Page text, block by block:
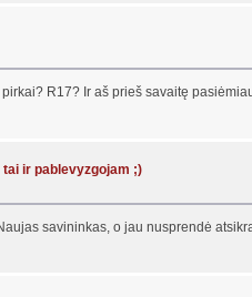
R17? Ir aš prieš savaitę
ir pablevyzgojam ;)
savininkas, o jau nusprendė